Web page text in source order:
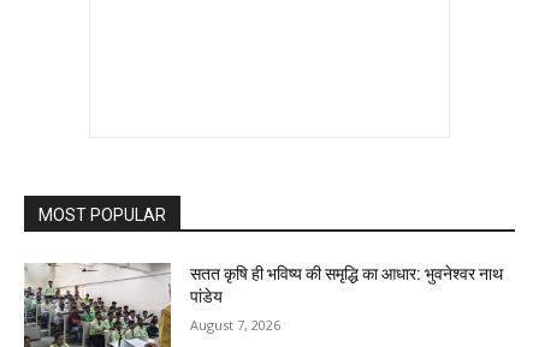
MOST POPULAR
सतत कृषि ही भविष्य की समृद्धि का आधार: भुवनेश्वर नाथ
पांडेय
August 7, 2026